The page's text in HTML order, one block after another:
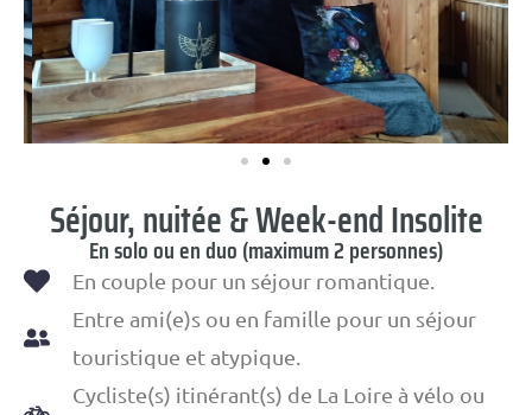
Séjour, nuitée & Week-end Insolite
En solo ou en duo (maximum 2 personnes)
En couple pour un séjour romantique.
Entre ami(e)s ou en famille pour un séjour
touristique et atypique.
Cycliste(s) itinérant(s) de La Loire à vélo ou